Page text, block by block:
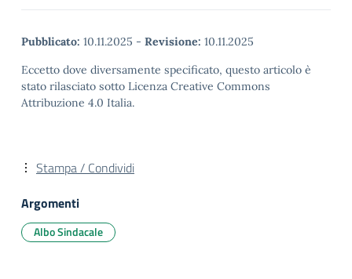
Pubblicato: 10.11.2025 - Revisione: 10.11.2025
Eccetto dove diversamente specificato, questo articolo è
stato rilasciato sotto Licenza Creative Commons
Attribuzione 4.0 Italia.
Stampa / Condividi
Argomenti
Albo Sindacale